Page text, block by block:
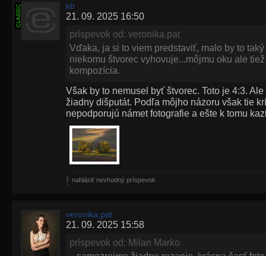
kb
21. 09. 2025 16:50
príspevok od: veronika.pat
Vďaka, ja si to viem predstaviť, malo by to
niekomu štvorec vyhovuje...môjmu oku ale
kompozícia.
Však by to nemusel byť štvorec. Toto je 4:3.
žiadny dišputát. Podľa môjho názoru však tie
nepodporujú námet fotografie a ešte k tomu
nahlásiť nevhodný príspevok
veronika.pat
21. 09. 2025 15:58
príspevok od: Milan Marko